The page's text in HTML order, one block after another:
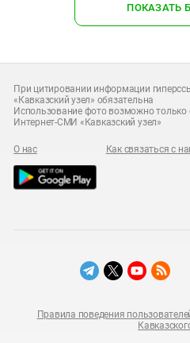
ПОКАЗАТЬ
При цитировании информации
«Кавказский узел» обязательна
Использование фото возможно только
Интернет-СМИ «Кавказский узел»
О нас Как связаться с
Правила поведения